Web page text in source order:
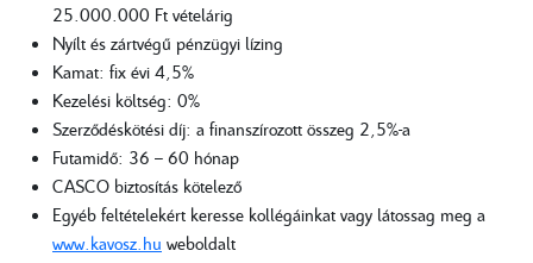
25.000.000 Ft vételárig
Nyílt és zártvégű pénzügyi lízing
Kamat: fix évi 4,5%
Kezelési költség: 0%
Szerződéskötési díj: a finanszírozott összeg 2,5%-a
Futamidő: 36 – 60 hónap
CASCO biztosítás kötelező
Egyéb feltételekért keresse kollégáinkat vagy látossag meg a
www.kavosz.hu weboldalt